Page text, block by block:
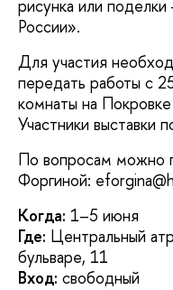
рисунка или
России».
Для участия
передать работы с
комнаты на
Участники выставки
По вопросам можно
Форгиной:
Когда: 1–5 июня
Где: Центральный
бульваре, 11
Вход: свободный